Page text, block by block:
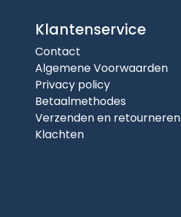
Klantenservice
Contact
Algemene Voorwaarden
Privacy policy
Betaalmethodes
Verzenden en retourneren
Klachten